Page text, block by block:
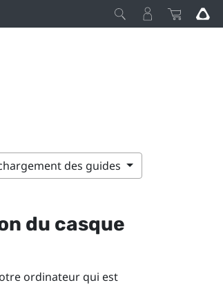
des guides
du casque
ordinateur qui est